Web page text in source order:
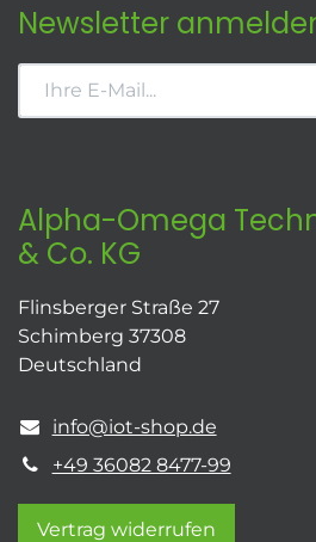
Newsletter
Alpha-Omega
& Co. KG
Flinsberger Straße 27
Schimberg 37308
Deutschland
info@iot-shop.de
+49 36082 8477-99
Vertrag widerrufen